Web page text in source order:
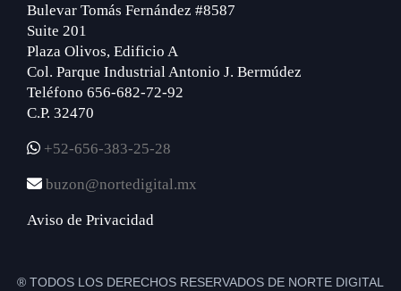
Bulevar Tomás Fernández #8587
Suite 201
Plaza Olivos, Edificio A
Col. Parque Industrial Antonio J. Bermúdez
Teléfono 656-682-72-92
C.P. 32470
+52-656-383-25-28
buzon@nortedigital.mx
Aviso de Privacidad
® TODOS LOS DERECHOS RESERVADOS DE NORTE DIGITAL